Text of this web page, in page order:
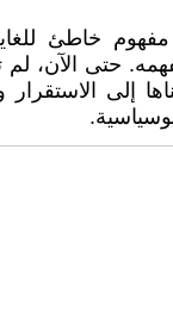
خاطئ
حتى الآن،
إلى